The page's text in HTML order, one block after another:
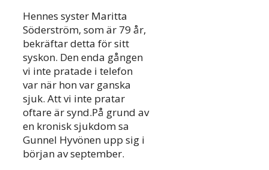
Hennes syster Maritta
Söderström, som är 79 år,
bekräftar detta för sitt
syskon. Den enda gången
vi inte pratade i telefon
var när hon var ganska
sjuk. Att vi inte pratar
oftare är synd.På grund av
en kronisk sjukdom sa
Gunnel Hyvönen upp sig i
början av september.